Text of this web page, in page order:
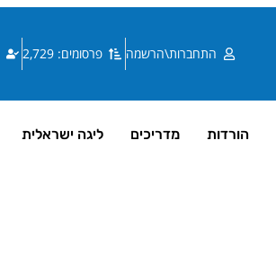
התחברות\הרשמה פרסומים: 2,729
הורדות מדריכים ליגה ישראלית